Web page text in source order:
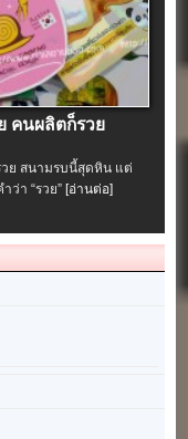
คนผลิตก็รวย
วย สนามรบนี้สุดหิน แต่
ว่า “รวย” [อ่านต่อ]